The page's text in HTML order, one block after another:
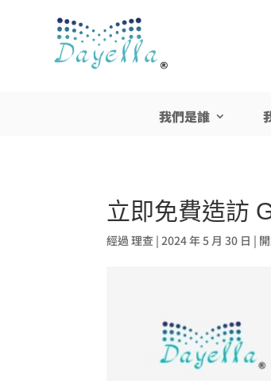
我們是誰
立即免費造訪
經過理查 |2024 年 5 月 30 日 |